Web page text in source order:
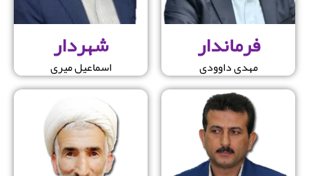
فرماندار
مهدی داوودی
شهردار
اسماعیل میری